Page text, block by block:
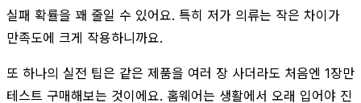
실패 확률을 꽤 줄일 수 있어요. 특히 저가 의류는 작은 차이가
만족도에 크게 작용하니까요.
또 하나의 실전 팁은 같은 제품을 여러 장 사더라도 처음엔 1장만
테스트 구매해보는 것이에요. 홈웨어는 생활에서 오래 입어야 진